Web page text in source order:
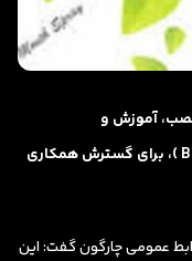
آموزش و
عملیاتی‌سازی نرم‌افزارمدیریت فرآیندها( BPMS )، برای گسترش همکاری
عمومی چارگون گفت: این